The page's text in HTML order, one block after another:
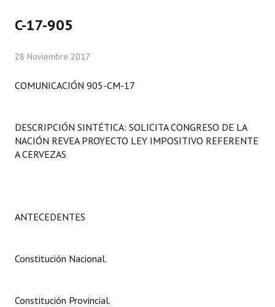
Comisiones Especiales
Programas
Constitución Provincial
Digesto
C-17-905
28 Noviembre 2017
COMUNICACIÓN 905-CM-17
DESCRIPCIÓN SINTÉTICA: SOLICITA CONGRESO DE LA
NACIÓN REVEA PROYECTO LEY IMPOSITIVO REFERENTE
A CERVEZAS
ANTECEDENTES
Constitución Nacional.
Constitución Provincial.